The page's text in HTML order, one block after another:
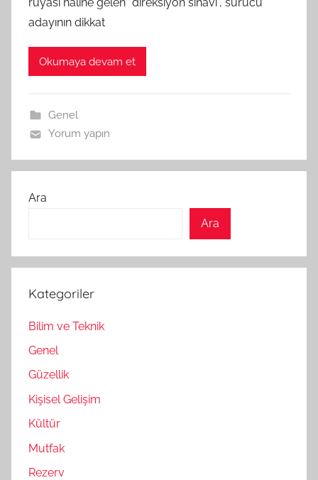
rüyası haline gelen “direksiyon sınavı”, sürücü
adayının dikkat
Okumaya devam et
Genel
Yorum yapın
Ara
Ara
Kategoriler
Bilim ve Teknik
Genel
Güzellik
Kişisel Gelişim
Kültür
Mutfak
Rezerv